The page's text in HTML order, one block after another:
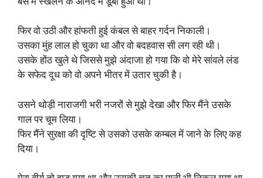
फिर वो उठी और हांफती हुई कंबल से बाहर गर्दन निकाली।
उसका मुंह लाल हो चुका था और वो बदहवास सी लग रही थी।
उसके होंठ खुले थे जिससे मुझे अंदाजा हो गया कि वो मेरे सांवले लंड
के सफेद दूध को वो अपने भीतर में उतार चुकी है।
उसने थोड़ी नाराजगी भरी नजरों से मुझे देखा और फिर मैंने उसके
गाल पर चूम लिया।
फिर मैंने सुरक्षा की दृष्टि से उसको उसके कम्बल में जाने के लिए कह
दिया।